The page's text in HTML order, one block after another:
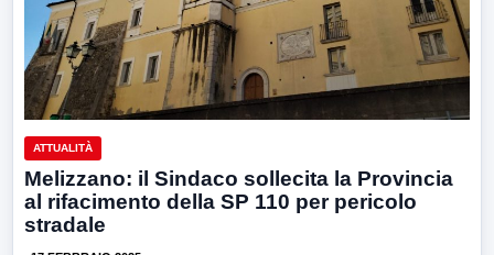
ATTUALITÀ
Melizzano: il Sindaco sollecita la Provincia
al rifacimento della SP 110 per pericolo
stradale